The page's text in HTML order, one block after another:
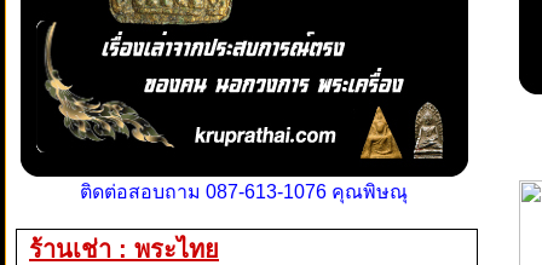
ติดต่อสอบถาม 087-613-1076 คุณพิษณุ
ร้านเช่า : พระไทย